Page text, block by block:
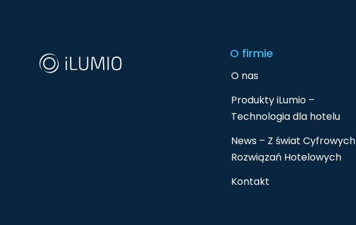
O firmie
O nas
Produkty iLumio –
Technologia dla hotelu
News – Z świat Cyfrowych
Rozwiązań Hotelowych
Kontakt